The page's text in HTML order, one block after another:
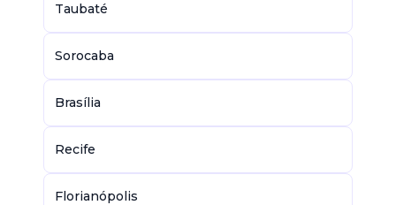
Taubaté
Sorocaba
Brasília
Recife
Florianópolis